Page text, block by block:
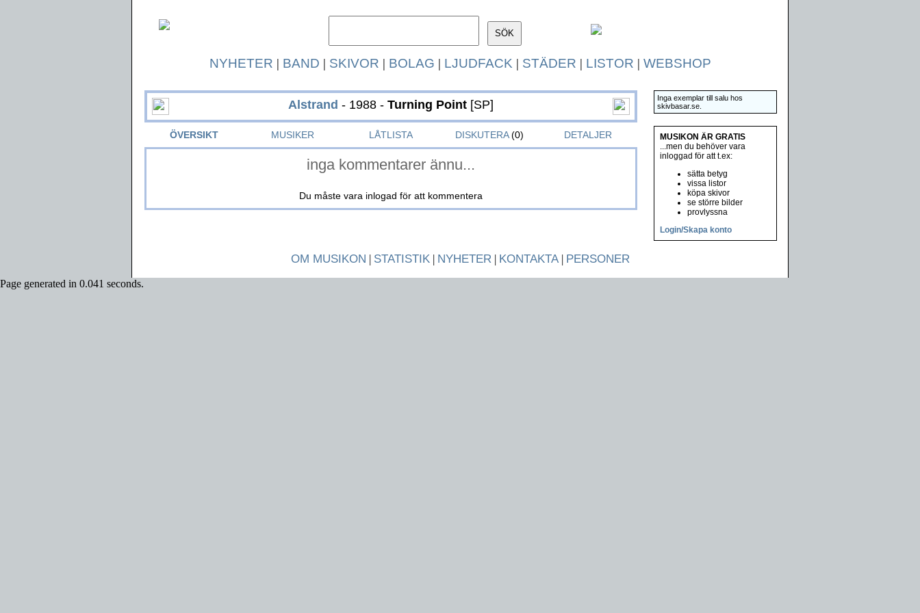
NYHETER | BAND | SKIVOR | BOLAG | LJUDFACK | STÄDER | LISTOR | WEBSHOP
Alstrand - 1988 - Turning Point [SP]
ÖVERSIKT MUSIKER LÅTLISTA DISKUTERA(0) DETALJER
inga kommentarer ännu...
Du måste vara inlogad för att kommentera
Inga exemplar till salu hos
skivbasar.se.
MUSIKON ÄR GRATIS
...men du behöver vara
inloggad för att t.ex:
sätta betyg
vissa listor
köpa skivor
se större bilder
provlyssna
Login/Skapa konto
OM MUSIKON | STATISTIK| NYHETER| KONTAKTA| PERSONER
Page generated in 0.041 seconds.